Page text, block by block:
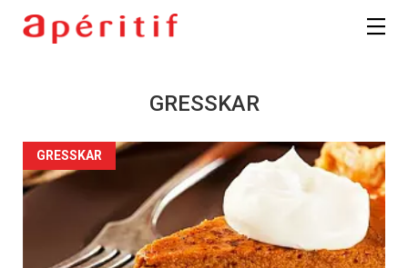
GRESSKAR
GRESSKAR